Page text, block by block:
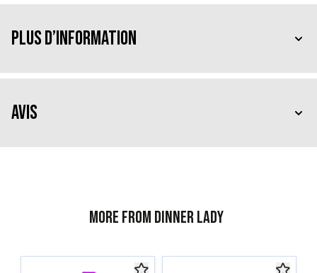
Plus d’information
Avis
More from Dinner Lady